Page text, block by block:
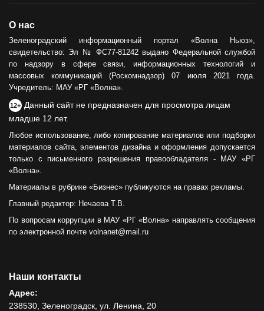
О нас
Зеленоградский информационный портал «Волна Ньюз»,
свидетельство: Эл № ФС77-81242 выдано Федеральной службой
по надзору в сфере связи, информационных технологий и
массовых коммуникаций (Роскомнадзор) 07 июля 2021 года.
Учредитель: МАУ «РГ «Волна».
12+ Данный сайт не предназначен для просмотра лицам
младше 12 лет.
Любое использование, либо копирование материалов или подборки
материалов сайта, элементов дизайна и оформления допускается
только с письменного разрешения правообладателя - МАУ «РГ
«Волна».
Материалы в рубрике «Бизнес» публикуются на правах рекламы.
Главный редактор: Нечаева Т.В.
По вопросам коррупции в МАУ «РГ «Волна» направлять сообщения
по электронной почте volnanet@mail.ru
Наши контакты
Адрес:
238530, Зеленоградск, ул. Ленина, 20